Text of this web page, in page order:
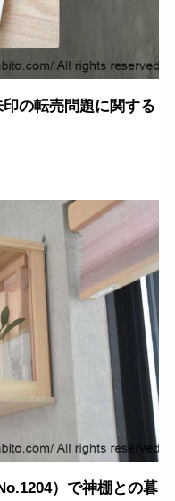
の転売問題に関する
）で神棚との暮